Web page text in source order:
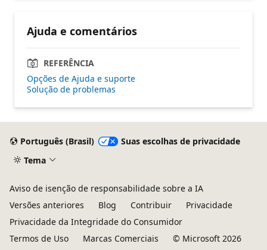
Ajuda e comentários
REFERÊNCIA
Opções de Ajuda e suporte
Solução de problemas
Português (Brasil)
Suas escolhas de privacidade
Tema
Aviso de isenção de responsabilidade sobre a IA
Versões anteriores
Blog Contribuir
Privacidade
Privacidade da Integridade do Consumidor
Termos de Uso
Marcas Comerciais © Microsoft 2026